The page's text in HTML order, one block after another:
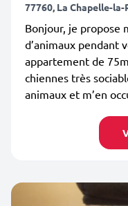
77760, La Chapelle-la-
Bonjour, je propose
d’animaux pendant
appartement de
chiennes très
animaux et m’en